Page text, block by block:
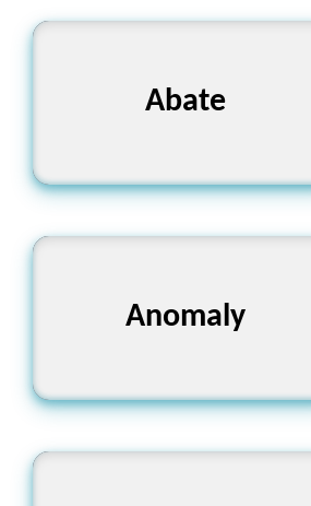
Abate
কমানো, হ্রাস করা
Anomaly
ব্যতিক্রম, অসঙ্গতি